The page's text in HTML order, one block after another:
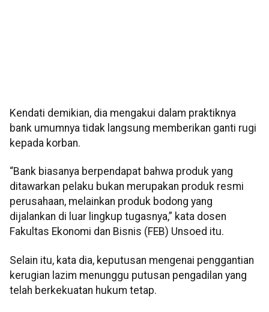
Kendati demikian, dia mengakui dalam praktiknya
bank umumnya tidak langsung memberikan ganti rugi
kepada korban.
“Bank biasanya berpendapat bahwa produk yang
ditawarkan pelaku bukan merupakan produk resmi
perusahaan, melainkan produk bodong yang
dijalankan di luar lingkup tugasnya,” kata dosen
Fakultas Ekonomi dan Bisnis (FEB) Unsoed itu.
Selain itu, kata dia, keputusan mengenai penggantian
kerugian lazim menunggu putusan pengadilan yang
telah berkekuatan hukum tetap.